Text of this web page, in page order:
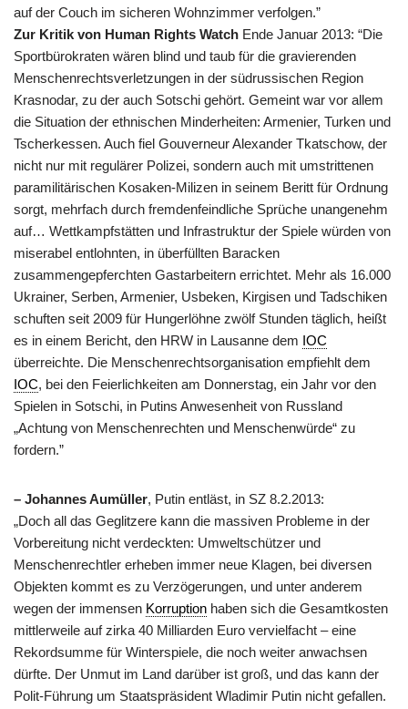
auf der Couch im sicheren Wohnzimmer verfolgen.”
Zur Kritik von Human Rights Watch Ende Januar 2013: “Die
Sportbürokraten wären blind und taub für die gravierenden
Menschenrechtsverletzungen in der südrussischen Region
Krasnodar, zu der auch Sotschi gehört. Gemeint war vor allem
die Situation der ethnischen Minderheiten: Armenier, Turken und
Tscherkessen. Auch fiel Gouverneur Alexander Tkatschow, der
nicht nur mit regulärer Polizei, sondern auch mit umstrittenen
paramilitärischen Kosaken-Milizen in seinem Beritt für Ordnung
sorgt, mehrfach durch fremdenfeindliche Sprüche unangenehm
auf… Wettkampfstätten und Infrastruktur der Spiele würden von
miserabel entlohnten, in überfüllten Baracken
zusammengepferchten Gastarbeitern errichtet. Mehr als 16.000
Ukrainer, Serben, Armenier, Usbeken, Kirgisen und Tadschiken
schuften seit 2009 für Hungerlöhne zwölf Stunden täglich, heißt
es in einem Bericht, den HRW in Lausanne dem IOC
überreichte. Die Menschenrechtsorganisation empfiehlt dem
IOC, bei den Feierlichkeiten am Donnerstag, ein Jahr vor den
Spielen in Sotschi, in Putins Anwesenheit von Russland
„Achtung von Menschenrechten und Menschenwürde“ zu
fordern.”
– Johannes Aumüller, Putin entläst, in SZ 8.2.2013:
„Doch all das Geglitzere kann die massiven Probleme in der
Vorbereitung nicht verdeckten: Umweltschützer und
Menschenrechtler erheben immer neue Klagen, bei diversen
Objekten kommt es zu Verzögerungen, und unter anderem
wegen der immensen Korruption haben sich die Gesamtkosten
mittlerweile auf zirka 40 Milliarden Euro vervielfacht – eine
Rekordsumme für Winterspiele, die noch weiter anwachsen
dürfte. Der Unmut im Land darüber ist groß, und das kann der
Polit-Führung um Staatspräsident Wladimir Putin nicht gefallen.